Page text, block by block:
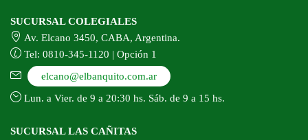
SUCURSAL COLEGIALES
Av. Elcano 3450, CABA, Argentina.
Tel: 0810-345-1120 | Opción 1
elcano@elbanquito.com.ar
Lun. a Vier. de 9 a 20:30 hs. Sáb. de 9 a 15 hs.
SUCURSAL LAS CAÑITAS